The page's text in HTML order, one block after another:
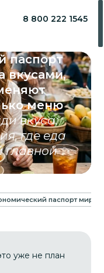
8 800 222 1545
паспорт
вкусами,
меню
вкуса:
где еда
главной
паспорт мира:
уже не план